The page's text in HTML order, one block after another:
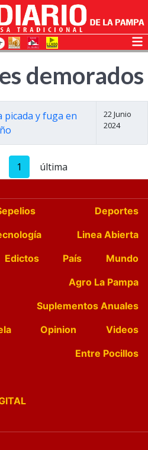
demorados
y fuga en
22 Junio
2024
1 última
Deportes
Linea Abierta
Edictos País
Mundo
Agro La Pampa
Suplementos Anuales
Opinion
Videos
Entre Pocillos